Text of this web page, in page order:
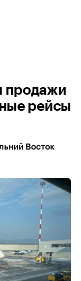
продажи
рейсы
Восток